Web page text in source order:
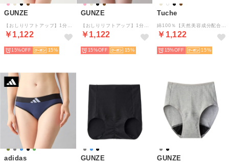
GUNZE
￥1,122
15% 15
GUNZE
￥1,122
15% 15
Tuche
￥1,122
15% 15
adidas GUNZE GUNZE